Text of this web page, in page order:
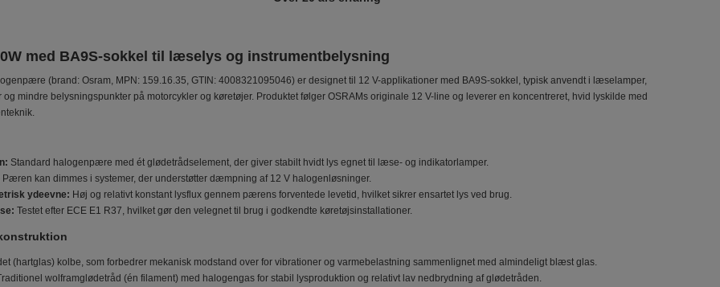
med BA9S-sokkel til læselys og instrumentbelysning
(brand: Osram, MPN: 159.16.35, GTIN: 4008321095046) er designet til 12 V-applikationer med BA9S-sokkel, typisk anvendt i læselamper,
og mindre belysningspunkter på motorcykler og køretøjer. Produktet følger OSRAMs originale 12 V-line og leverer en koncentreret, hvid lyskilde med
Standard halogenpære med ét glødetrådselement, der giver stabilt hvidt lys egnet til læse- og indikatorlamper.
Pæren kan dimmes i systemer, der understøtter dæmpning af 12 V halogenløsninger.
ydeevne: Høj og relativt konstant lysflux gennem pærens forventede levetid, hvilket sikrer ensartet lys ved brug.
Testet efter ECE E1 R37, hvilket gør den velegnet til brug i godkendte køretøjsinstallationer.
(hartglas) kolbe, som forbedrer mekanisk modstand over for vibrationer og varmebelastning sammenlignet med almindeligt blæst glas.
wolframglødetråd (én filament) med halogengas for stabil lysproduktion og relativt lav nedbrydning af glødetråden.